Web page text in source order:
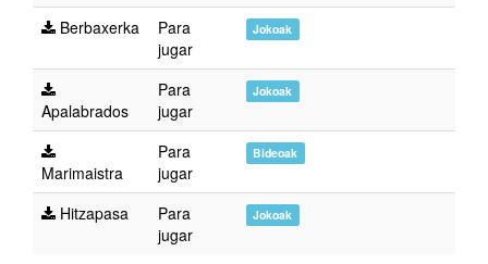
Berbaxerka
Para
jugar
Jokoak
Apalabrados
Para
jugar
Jokoak
Marimaistra
Para
jugar
Bideoak
Hitzapasa
Para
jugar
Jokoak